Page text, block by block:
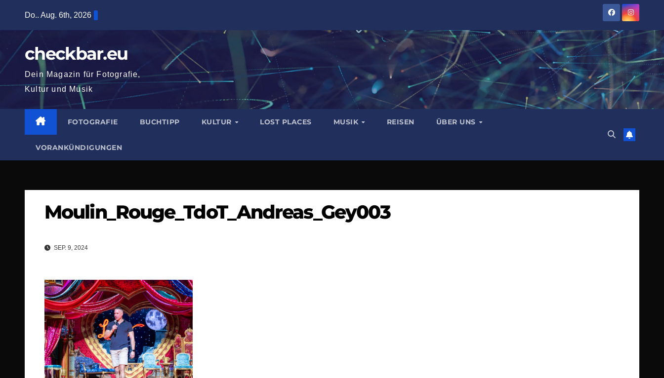
springen
Do.. Aug. 6th, 2026
checkbar.eu
Dein Magazin für Fotografie,
Kultur und Musik
FOTOGRAFIE BUCHTIPP KULTUR LOST PLACES MUSIK REISEN ÜBER UNS
VORANKÜNDIGUNGEN
Moulin_Rouge_TdoT_Andreas_Gey003
SEP. 9, 2024